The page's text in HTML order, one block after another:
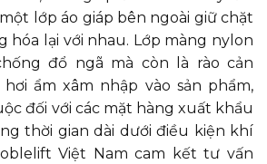
lớp áo giáp bên ngoài giữ chặt
hóa lại với nhau. Lớp màng nylon
đổ ngã mà còn là rào cản
ẩm xâm nhập vào sản phẩm,
đối với các mặt hàng xuất khẩu
thời gian dài dưới điều kiện khí
Việt Nam cam kết tư vấn